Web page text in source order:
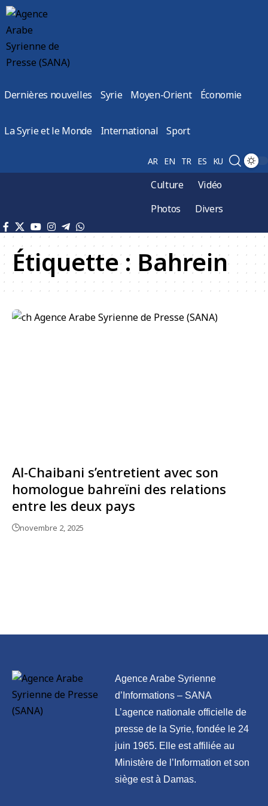
Dernières nouvelles Syrie Moyen-Orient Économie
La Syrie et le Monde International Sport
AR EN TR ES KU
Culture
Vidéo
Photos
Divers
Étiquette : Bahrein
Al-Chaibani s’entretient avec son
homologue bahreïni des relations
entre les deux pays
novembre 2, 2025
Agence Arabe Syrienne
d’Informations – SANA
L’agence nationale officielle de
presse de la Syrie, fondée le 24
juin 1965. Elle est affiliée au
Ministère de l’Information et son
siège est à Damas.